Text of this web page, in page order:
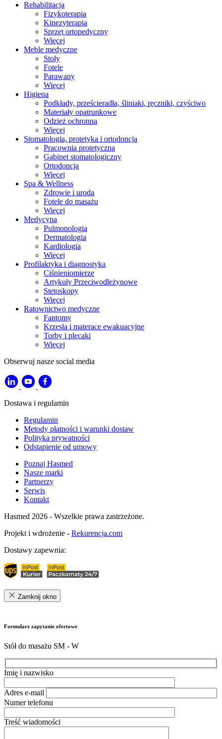
Rehabilitacja
Fizykoterapia
Kinezyterapia
Sprzęt ortopedyczny
Więcej
Meble medyczne
Stoły
Fotele
Parawany
Więcej
Higiena
Podkłady, prześcieradła, śliniaki, ręczniki, czyściwo
Materiały opatrunkowe
Odzież ochronna
Więcej
Stomatologia, protetyka i ortodoncja
Pracownia protetyczna
Gabinet stomatologiczny
Ortodoncja
Więcej
Spa & Wellness
Zdrowie i uroda
Fotele do masażu
Więcej
Medycyna
Pulmonologia
Dermatologia
Kardiologia
Więcej
Profilaktyka i diagnostyka
Ciśnieniomierze
Artykuły Przeciwodleżynowe
Stetoskopy
Więcej
Ratownictwo medyczne
Fantomy
Krzesła i materace ewakuacyjne
Torby i plecaki
Więcej
Obserwuj nasze social media
Dostawa i regulamin
Regulamin
Metody płatności i warunki dostaw
Polityka prywatności
Odstąpienie od umowy
Poznaj Hasmed
Nasze marki
Partnerzy
Serwis
Kontakt
Hasmed 2026 - Wszelkie prawa zastrzeżone.
Projekt i wdrożenie - Rekurencja.com
Dostawy zapewnia:
Zamknij okno
Formularz zapytanie ofertowe
Stół do masażu SM - W
Imię i nazwisko
Adres e-mail
Numer telefonu
Treść wiadomości